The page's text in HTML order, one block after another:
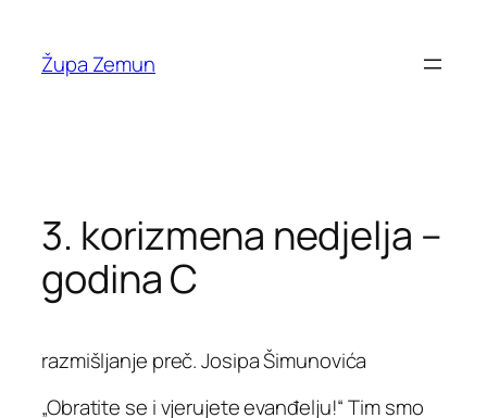
content
Župa Zemun
3. korizmena nedjelja –
godina C
razmišljanje preč. Josipa Šimunovića
„Obratite se i vjerujete evanđelju!“ Tim smo